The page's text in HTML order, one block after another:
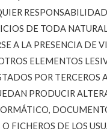
DE TODA
A LA PRESENCIA DE
ELEMENTOS
POR TERCEROS
PRODUCIR
FICHEROS DE LOS